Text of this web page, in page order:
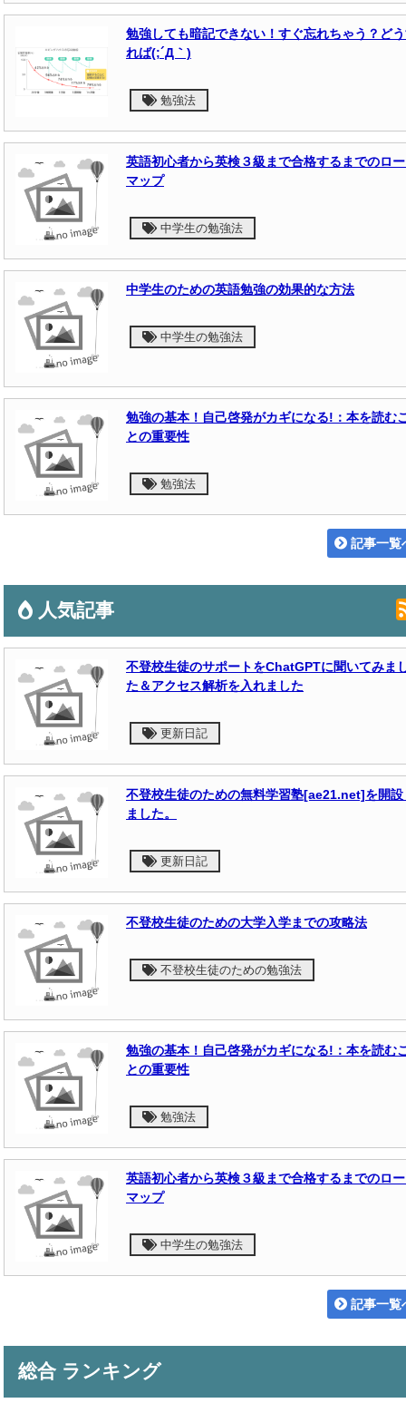
勉強しても暗記できない！すぐ忘れちゃう？ど
れば(;´Д｀)
勉強法
英語初心者から英検３級まで合格するまでのロ
マップ
中学生の勉強法
中学生のための英語勉強の効果的な方法
中学生の勉強法
勉強の基本！自己啓発がカギになる!：本を読む
との重要性
勉強法
記事一覧
人気記事
不登校生徒のサポートをChatGPTに聞いてみま
た＆アクセス解析を入れました
更新日記
不登校生徒のための無料学習塾[ae21.net]を開設
ました。
更新日記
不登校生徒のための大学入学までの攻略法
不登校生徒のための勉強法
勉強の基本！自己啓発がカギになる!：本を読む
との重要性
勉強法
英語初心者から英検３級まで合格するまでのロ
マップ
中学生の勉強法
記事一覧
総合 ランキング